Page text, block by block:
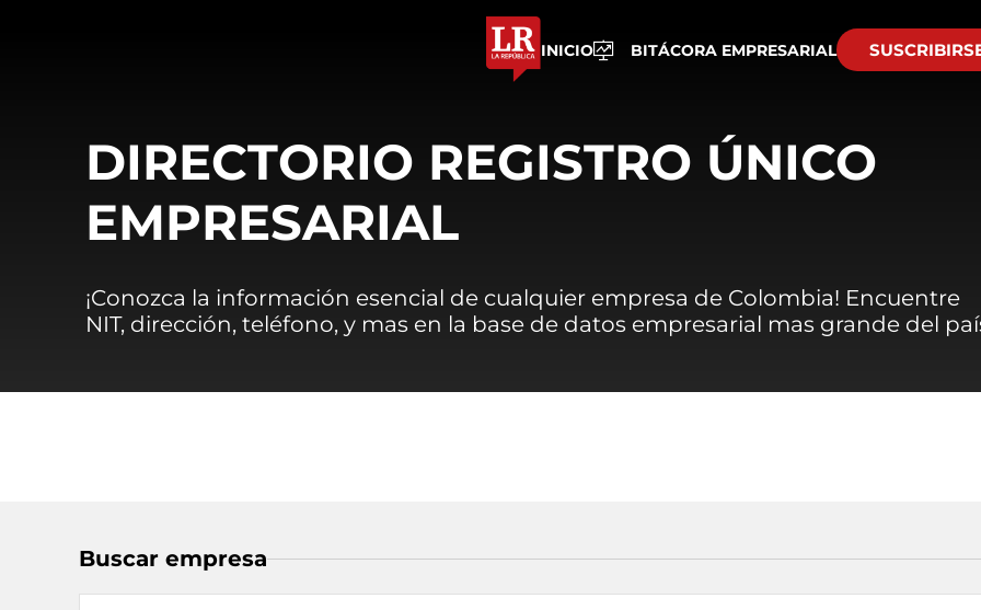
INICIO BITÁCORA EMPRESARIAL
DIRECTORIO REGISTRO ÚNICO
EMPRESARIAL
¡Conozca la información esencial de cualquier empresa de Colombia! Encuentre
NIT, dirección, teléfono, y mas en la base de datos empresarial mas grande del
Buscar empresa